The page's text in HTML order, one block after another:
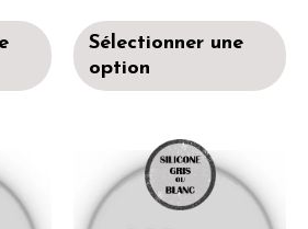
Sélectionner une
option